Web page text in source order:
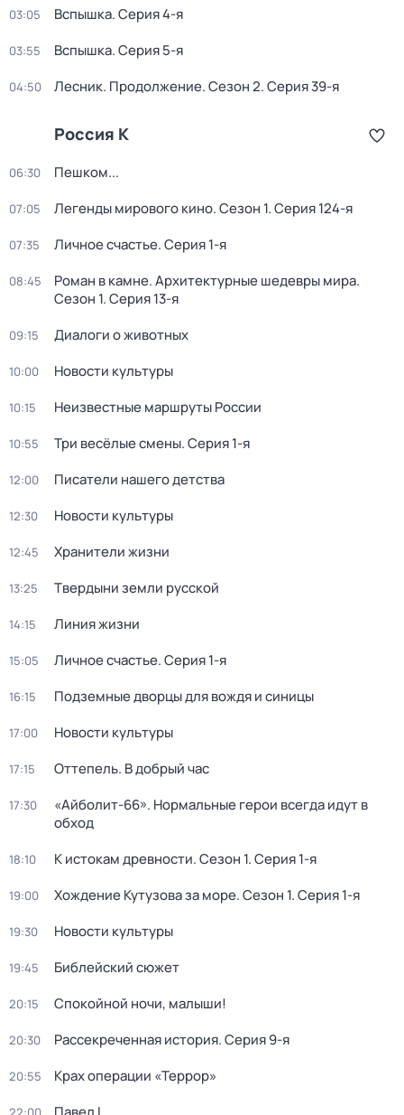
03:05 Вспышка. Серия 4-я
03:55 Вспышка. Серия 5-я
04:50 Лесник. Продолжение. Сезон 2. Серия 39-я
Россия К
06:30 Пешком...
07:05 Легенды мирового кино. Сезон 1. Серия 124-я
07:35 Личное счастье. Серия 1-я
08:45 Роман в камне. Архитектурные шедевры мира.
Сезон 1. Серия 13-я
09:15 Диалоги о животных
10:00 Новости культуры
10:15 Неизвестные маршруты России
10:55 Три весёлые смены. Серия 1-я
12:00 Писатели нашего детства
12:30 Новости культуры
12:45 Хранители жизни
13:25 Твердыни земли русской
14:15 Линия жизни
15:05 Личное счастье. Серия 1-я
16:15 Подземные дворцы для вождя и синицы
17:00 Новости культуры
17:15 Оттепель. В добрый час
17:30
«Айболит-66». Нормальные герои всегда идут в
обход
18:10 К истокам древности. Сезон 1. Серия 1-я
19:00 Хождение Кутузова за море. Сезон 1. Серия 1-я
19:30 Новости культуры
19:45 Библейский сюжет
20:15 Спокойной ночи, малыши!
20:30 Рассекреченная история. Серия 9-я
20:55 Крах операции «Террор»